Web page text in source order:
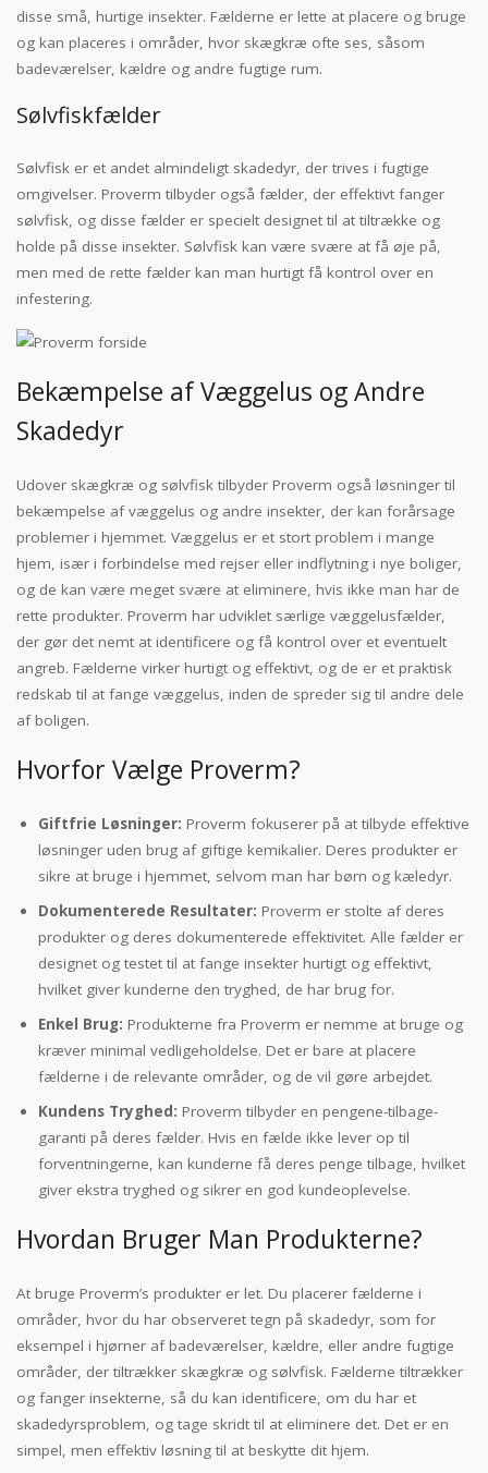
disse små, hurtige insekter. Fælderne er lette at placere og bruge
og kan placeres i områder, hvor skægkræ ofte ses, såsom
badeværelser, kældre og andre fugtige rum.
Sølvfiskfælder
Sølvfisk er et andet almindeligt skadedyr, der trives i fugtige
omgivelser. Proverm tilbyder også fælder, der effektivt fanger
sølvfisk, og disse fælder er specielt designet til at tiltrække og
holde på disse insekter. Sølvfisk kan være svære at få øje på,
men med de rette fælder kan man hurtigt få kontrol over en
infestering.
Bekæmpelse af Væggelus og Andre
Skadedyr
Udover skægkræ og sølvfisk tilbyder Proverm også løsninger til
bekæmpelse af væggelus og andre insekter, der kan forårsage
problemer i hjemmet. Væggelus er et stort problem i mange
hjem, især i forbindelse med rejser eller indflytning i nye boliger,
og de kan være meget svære at eliminere, hvis ikke man har de
rette produkter. Proverm har udviklet særlige væggelusfælder,
der gør det nemt at identificere og få kontrol over et eventuelt
angreb. Fælderne virker hurtigt og effektivt, og de er et praktisk
redskab til at fange væggelus, inden de spreder sig til andre dele
af boligen.
Hvorfor Vælge Proverm?
Giftfrie Løsninger: Proverm fokuserer på at tilbyde effektive
løsninger uden brug af giftige kemikalier. Deres produkter er
sikre at bruge i hjemmet, selvom man har børn og kæledyr.
Dokumenterede Resultater: Proverm er stolte af deres
produkter og deres dokumenterede effektivitet. Alle fælder er
designet og testet til at fange insekter hurtigt og effektivt,
hvilket giver kunderne den tryghed, de har brug for.
Enkel Brug: Produkterne fra Proverm er nemme at bruge og
kræver minimal vedligeholdelse. Det er bare at placere
fælderne i de relevante områder, og de vil gøre arbejdet.
Kundens Tryghed: Proverm tilbyder en pengene-tilbage-
garanti på deres fælder. Hvis en fælde ikke lever op til
forventningerne, kan kunderne få deres penge tilbage, hvilket
giver ekstra tryghed og sikrer en god kundeoplevelse.
Hvordan Bruger Man Produkterne?
At bruge Proverm’s produkter er let. Du placerer fælderne i
områder, hvor du har observeret tegn på skadedyr, som for
eksempel i hjørner af badeværelser, kældre, eller andre fugtige
områder, der tiltrækker skægkræ og sølvfisk. Fælderne tiltrækker
og fanger insekterne, så du kan identificere, om du har et
skadedyrsproblem, og tage skridt til at eliminere det. Det er en
simpel, men effektiv løsning til at beskytte dit hjem.